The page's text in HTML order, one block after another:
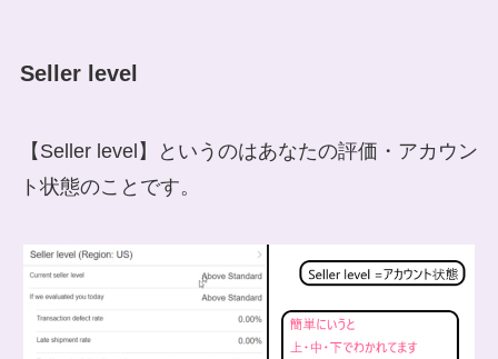
Seller level
【Seller level】というのはあなたの評価・アカウン
ト状態のことです。